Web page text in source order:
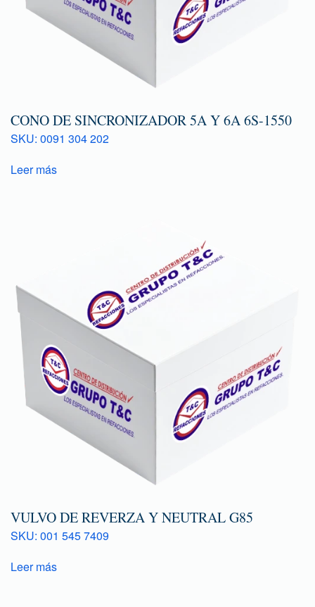
CONO DE SINCRONIZADOR 5A Y 6A 6S-1550
SKU: 0091 304 202
Leer más
VULVO DE REVERZA Y NEUTRAL G85
SKU: 001 545 7409
Leer más